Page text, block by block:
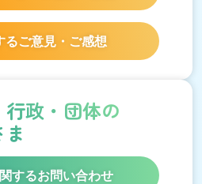
るご意見・ご感想
政・団体の
するお問い合わせ